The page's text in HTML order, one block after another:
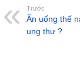
Trước
Ăn uống thế
ung thư ?